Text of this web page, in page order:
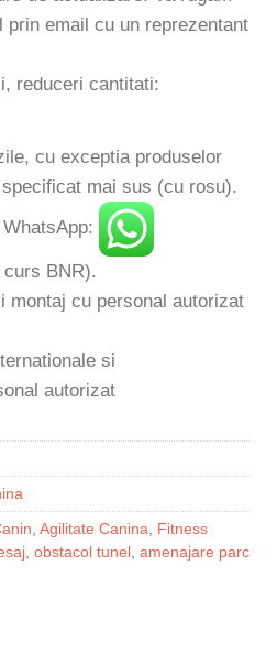
email cu un reprezentant
reduceri cantitati:
cu exceptia produselor
mai sus (cu rosu).
BNR).
montaj cu personal autorizat
Agilitate Canina
Fitness
obstacol tunel amenajare parc